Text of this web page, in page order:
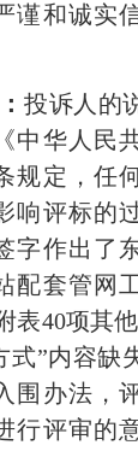
谨和诚实
投诉人的
中华人民
规定，任
响评标的
字作出了
配套管网
表40项其
式”内容缺
围办法，
行评审的